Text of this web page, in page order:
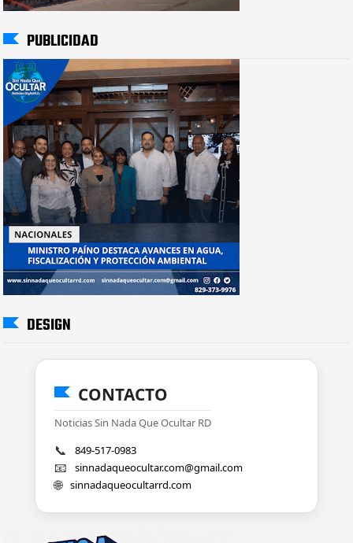
PUBLICIDAD
DESIGN
CONTACTO
Noticias Sin Nada Que Ocultar RD
📞 849-517-0983
📧 sinnadaqueocultar.com@gmail.com
🌐 sinnadaqueocultarrd.com